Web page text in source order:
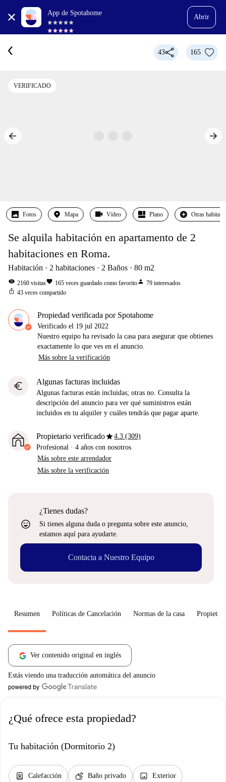
App de Spotahome
Abrir
43 165
VERIFICADO
Fotos Mapa Vídeo Plano Otras
Se alquila habitación en apartamento de 2
habitaciones en Roma.
Habitación 2 habitaciones 2 Baños 80 m2
visibility 2160 visitasfavorite 165 veces guardado como favoritoperson 79 interesados
ios_share 43 veces compartido
Propiedad verificada por Spotahome
Verificado el 19 jul 2022
Nuestro equipo ha revisado la casa para asegurar que obtienes
exactamente lo que ves en el anuncio.
Más sobre la verificación
euro Algunas facturas incluidas
Algunas facturas están incluidas; otras no. Consulta la
descripción del anuncio para ver qué suministros están
incluidos en tu alquiler y cuáles tendrás que pagar aparte.
Propietario verificadostar4.3 (309)
Profesional · 4 años con nosotros
Más sobre este arrendador
Más sobre la verificación
sentiment_very_satisfied
¿Tienes dudas?
Si tienes alguna duda o pregunta sobre este anuncio,
estamos aquí para ayudarte.
Contacta a Nuestro Equipo
Resumen Políticas de Cancelación Normas de la casa
Ver contenido original en inglés
Estás viendo una traducción automática del anuncio
¿Qué ofrece esta propiedad?
Tu habitación (Dormitorio 2)
water_heater Calefacción soap Baño privado image Exterior